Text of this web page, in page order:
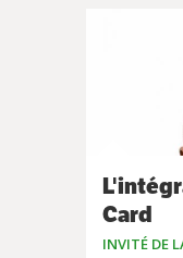
Card
INVITÉ DE